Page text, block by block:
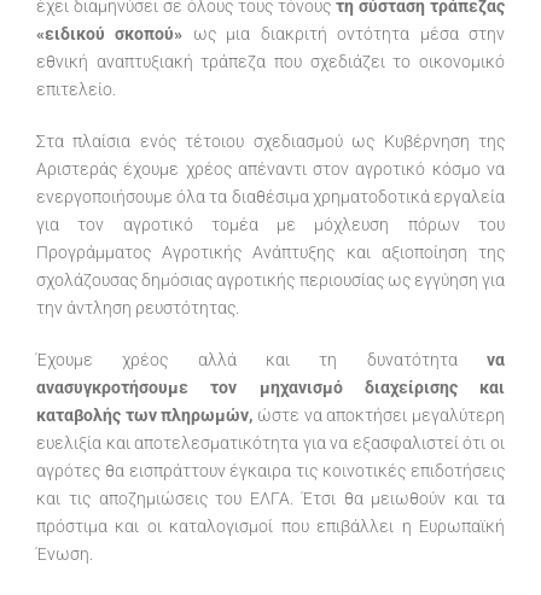
έχει διαμηνύσει σε όλους τους τόνους τη σύσταση τράπεζας
«ειδικού σκοπού» ως μια διακριτή οντότητα μέσα στην
εθνική αναπτυξιακή τράπεζα που σχεδιάζει το οικονομικό
επιτελείο.
Στα πλαίσια ενός τέτοιου σχεδιασμού ως Κυβέρνηση της
Αριστεράς έχουμε χρέος απέναντι στον αγροτικό κόσμο να
ενεργοποιήσουμε όλα τα διαθέσιμα χρηματοδοτικά εργαλεία
για τον αγροτικό τομέα με μόχλευση πόρων του
Προγράμματος Αγροτικής Ανάπτυξης και αξιοποίηση της
σχολάζουσας δημόσιας αγροτικής περιουσίας ως εγγύηση για
την άντληση ρευστότητας.
Έχουμε χρέος αλλά και τη δυνατότητα να
ανασυγκροτήσουμε τον μηχανισμό διαχείρισης και
καταβολής των πληρωμών, ώστε να αποκτήσει μεγαλύτερη
ευελιξία και αποτελεσματικότητα για να εξασφαλιστεί ότι οι
αγρότες θα εισπράττουν έγκαιρα τις κοινοτικές επιδοτήσεις
και τις αποζημιώσεις του ΕΛΓΑ. Έτσι θα μειωθούν και τα
πρόστιμα και οι καταλογισμοί που επιβάλλει η Ευρωπαϊκή
Ένωση.